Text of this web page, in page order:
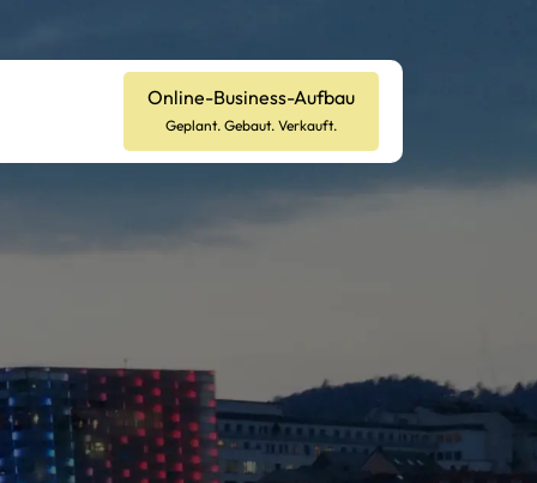
Online-Business-Aufbau
Geplant. Gebaut. Verkauft.